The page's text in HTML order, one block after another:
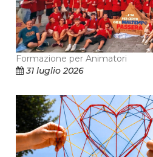
Formazione per Animatori
31 luglio 2026